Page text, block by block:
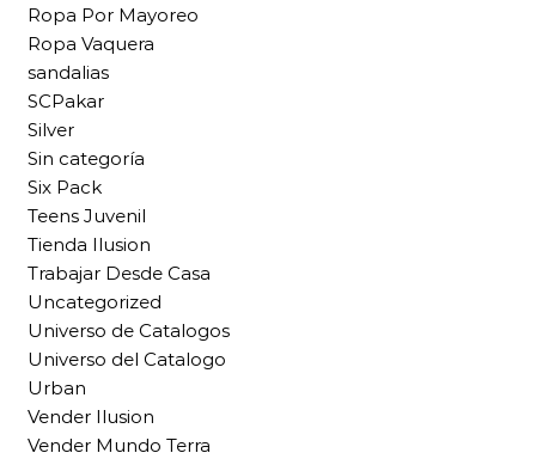
Ropa Por Mayoreo
Ropa Vaquera
sandalias
SCPakar
Silver
Sin categoría
Six Pack
Teens Juvenil
Tienda Ilusion
Trabajar Desde Casa
Uncategorized
Universo de Catalogos
Universo del Catalogo
Urban
Vender Ilusion
Vender Mundo Terra